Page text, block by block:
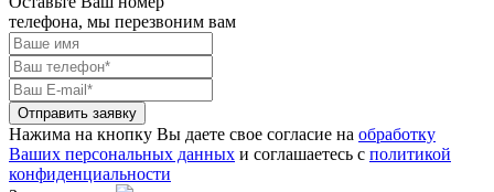
телефона, мы перезвоним вам
Отправить заявку
Нажима на кнопку Вы даете свое согласие на обработку
Ваших персональных данных и соглашаетесь с политикой
конфиденциальности